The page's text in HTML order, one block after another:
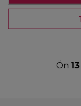
Ön 13